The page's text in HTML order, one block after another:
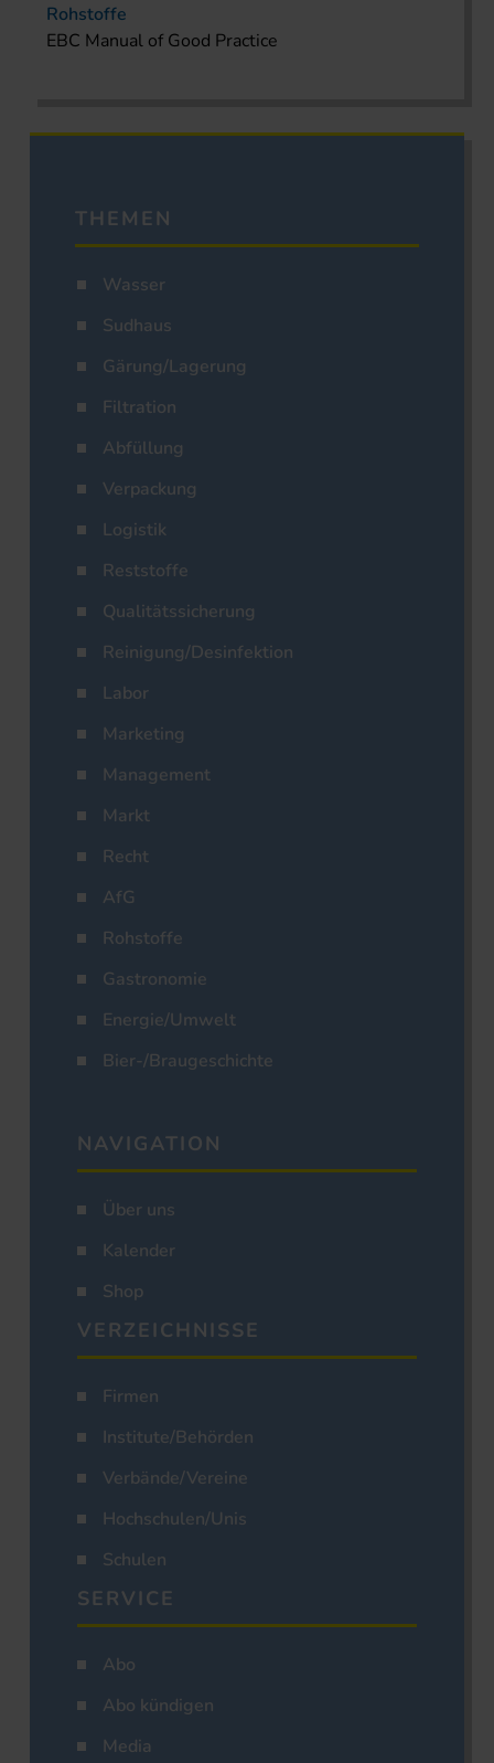
Rohstoffe
EBC Manual of Good Practice
THEMEN
Wasser
Sudhaus
Gärung/Lagerung
Filtration
Abfüllung
Verpackung
Logistik
Reststoffe
Qualitätssicherung
Reinigung/Desinfektion
Labor
Marketing
Management
Markt
Recht
AfG
Rohstoffe
Gastronomie
Energie/Umwelt
Bier-/Braugeschichte
NAVIGATION
Über uns
Kalender
Shop
VERZEICHNISSE
Firmen
Institute/Behörden
Verbände/Vereine
Hochschulen/Unis
Schulen
SERVICE
Abo
Abo kündigen
Media